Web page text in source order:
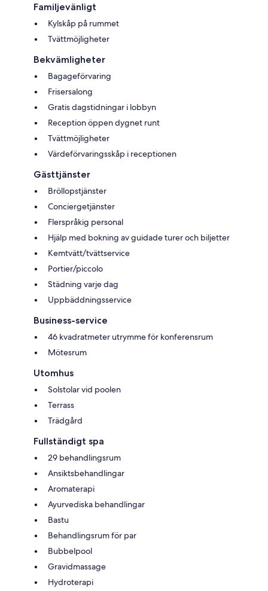
Familjevänligt
Kylskåp på rummet
Tvättmöjligheter
Bekvämligheter
Bagageförvaring
Frisersalong
Gratis dagstidningar i lobbyn
Reception öppen dygnet runt
Tvättmöjligheter
Värdeförvaringsskåp i receptionen
Gästtjänster
Bröllopstjänster
Conciergetjänster
Flerspråkig personal
Hjälp med bokning av guidade turer och biljetter
Kemtvätt/tvättservice
Portier/piccolo
Städning varje dag
Uppbäddningsservice
Business-service
46 kvadratmeter utrymme för konferensrum
Mötesrum
Utomhus
Solstolar vid poolen
Terrass
Trädgård
Fullständigt spa
29 behandlingsrum
Ansiktsbehandlingar
Aromaterapi
Ayurvediska behandlingar
Bastu
Behandlingsrum för par
Bubbelpool
Gravidmassage
Hydroterapi